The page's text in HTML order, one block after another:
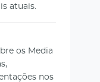
atuais.
os Media
nos